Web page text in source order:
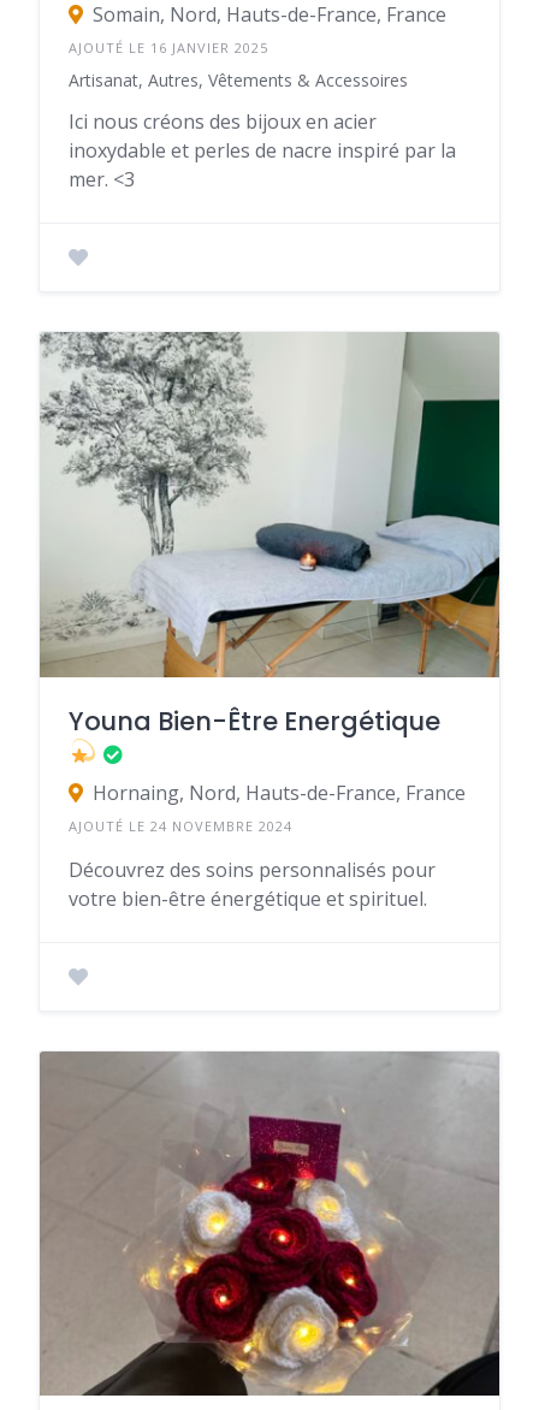
Somain, Nord, Hauts-de-France, France
AJOUTÉ LE 16 JANVIER 2025
Artisanat, Autres, Vêtements & Accessoires
Ici nous créons des bijoux en acier
inoxydable et perles de nacre inspiré par la
mer. <3
Youna Bien-Être Energétique
Hornaing, Nord, Hauts-de-France, France
AJOUTÉ LE 24 NOVEMBRE 2024
Découvrez des soins personnalisés pour
votre bien-être énergétique et spirituel.